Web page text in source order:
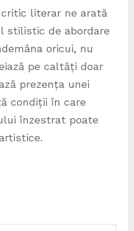
literar ne arată
stilistic de abordare
oricui, nu
pe caltăți doar
prezența unei
condiții în care
înzestrat poate